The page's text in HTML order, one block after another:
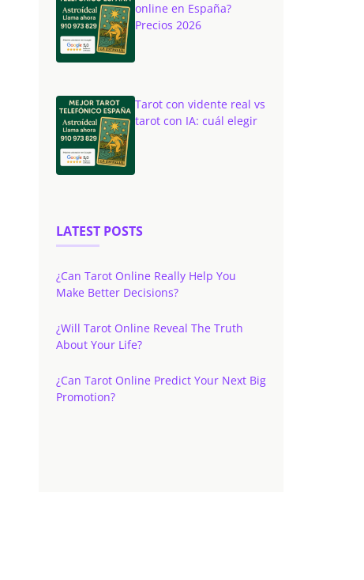
online en España?
Precios 2026
Tarot con vidente real vs
tarot con IA: cuál elegir
LATEST POSTS
¿Can Tarot Online Really Help You
Make Better Decisions?
¿Will Tarot Online Reveal The Truth
About Your Life?
¿Can Tarot Online Predict Your Next Big
Promotion?